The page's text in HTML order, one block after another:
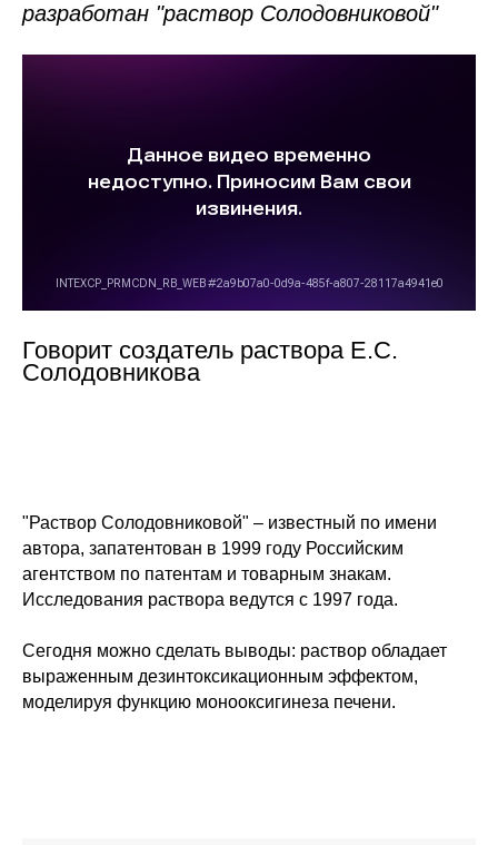
разработан "раствор Солодовниковой"
Говорит создатель раствора Е.С.
Солодовникова
"Раствор Солодовниковой" – известный по имени
автора, запатентован в 1999 году Российским
агентством по патентам и товарным знакам.
Исследования раствора ведутся с 1997 года.
Сегодня можно сделать выводы: раствор обладает
выраженным дезинтоксикационным эффектом,
моделируя функцию монооксигинеза печени.